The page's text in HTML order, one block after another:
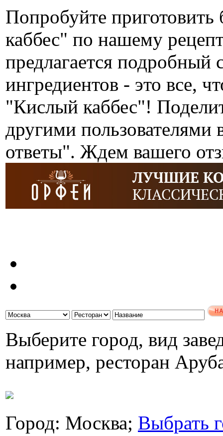
Попробуйте
каббес" по нашему
предлагается подробный
ингредиентов - это все,
"Кислый каббес"!
другими
ответы". Ждем вашего
Выберите город, вид
например, ресторан
Город: Москва; Выбрать